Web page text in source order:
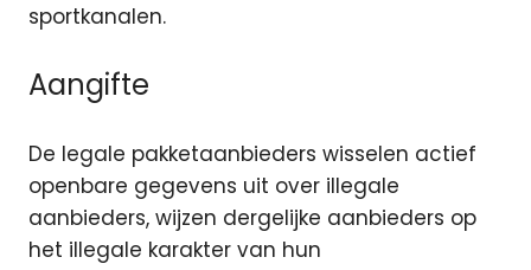
sportkanalen.
Aangifte
De legale pakketaanbieders wisselen actief
openbare gegevens uit over illegale
aanbieders, wijzen dergelijke aanbieders op
het illegale karakter van hun